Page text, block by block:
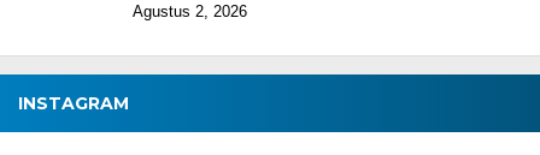
Agustus 2, 2026
INSTAGRAM